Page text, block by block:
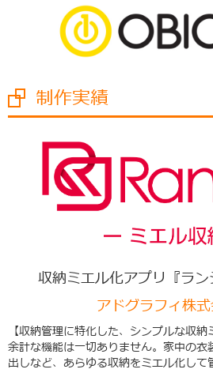
制作実績
収納ミエル化アプリ『ラ
アドグラフィ株
【収納管理に特化した、シンプルな収納
余計な機能は一切ありません。家中の衣
出しなど、あらゆる収納をミエル化して